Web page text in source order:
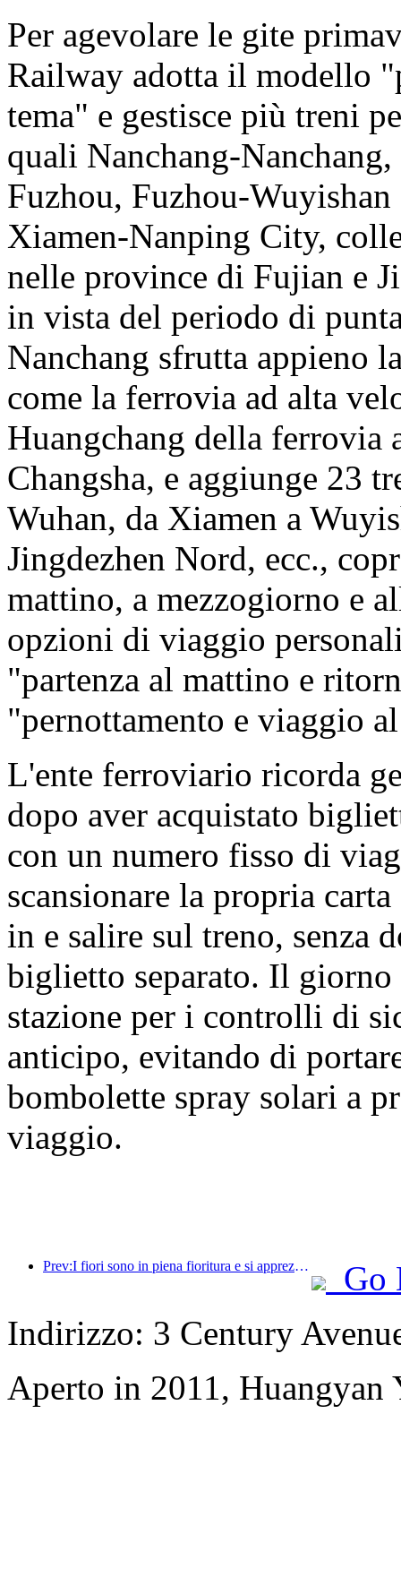
Per agevolare le gite
Railway adotta il modello
tema" e gestisce più treni
quali Nanchang-
Fuzhou, Fuzhou-
Xiamen-Nanping City,
nelle province di Fujian e
in vista del periodo di
Nanchang sfrutta appieno
come la ferrovia ad alta
Huangchang della ferrovia
Changsha, e aggiunge 23
Wuhan, da Xiamen a
Jingdezhen Nord, ecc.,
mattino, a mezzogiorno e
opzioni di viaggio
"partenza al mattino e
"pernottamento e viaggio
L'ente ferroviario ricorda
dopo aver acquistato
con un numero fisso di
scansionare la propria
in e salire sul treno, senza
biglietto separato. Il
stazione per i controlli di
anticipo, evitando di
bombolette spray solari a
viaggio.
Prev:I fiori sono in piena fioritura e si apprezza la poesia insieme: il Festival della Dea dei Fiori di Ten-Li inizia in grande stile!
Go
Indirizzo: 3 Century
Aperto in 2011, Huangyan